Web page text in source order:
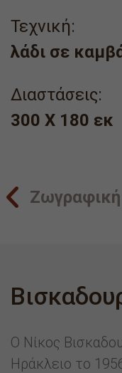
Τεχνική:
λάδι σε
Διαστάσεις:
300 Χ 180 εκ
Ζωγραφική
Ο Νίκος
Ηράκλειο το